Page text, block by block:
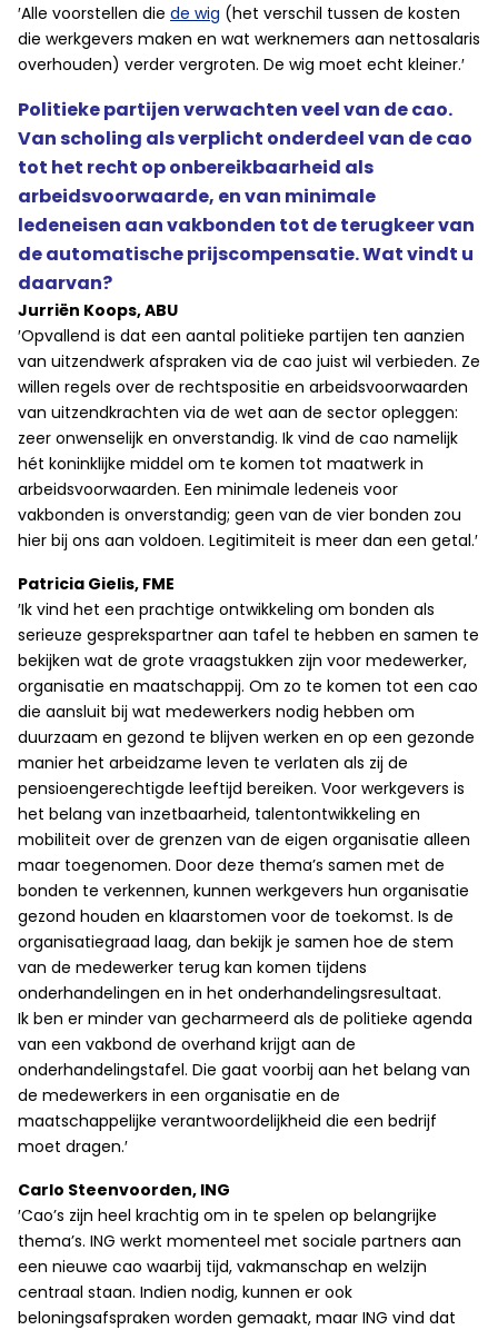
′Alle voorstellen die de wig (het verschil tussen de kosten
die werkgevers maken en wat werknemers aan nettosalaris
overhouden) verder vergroten. De wig moet echt kleiner.′
Politieke partijen verwachten veel van de cao.
Van scholing als verplicht onderdeel van de cao
tot het recht op onbereikbaarheid als
arbeidsvoorwaarde, en van minimale
ledeneisen aan vakbonden tot de terugkeer van
de automatische prijscompensatie. Wat vindt u
daarvan?
Jurriën Koops, ABU
′Opvallend is dat een aantal politieke partijen ten aanzien
van uitzendwerk afspraken via de cao juist wil verbieden. Ze
willen regels over de rechtspositie en arbeidsvoorwaarden
van uitzendkrachten via de wet aan de sector opleggen:
zeer onwenselijk en onverstandig. Ik vind de cao namelijk
hét koninklijke middel om te komen tot maatwerk in
arbeidsvoorwaarden. Een minimale ledeneis voor
vakbonden is onverstandig; geen van de vier bonden zou
hier bij ons aan voldoen. Legitimiteit is meer dan een getal.′
Patricia Gielis, FME
′Ik vind het een prachtige ontwikkeling om bonden als
serieuze gesprekspartner aan tafel te hebben en samen te
bekijken wat de grote vraagstukken zijn voor medewerker,
organisatie en maatschappij. Om zo te komen tot een cao
die aansluit bij wat medewerkers nodig hebben om
duurzaam en gezond te blijven werken en op een gezonde
manier het arbeidzame leven te verlaten als zij de
pensioengerechtigde leeftijd bereiken. Voor werkgevers is
het belang van inzetbaarheid, talentontwikkeling en
mobiliteit over de grenzen van de eigen organisatie alleen
maar toegenomen. Door deze thema’s samen met de
bonden te verkennen, kunnen werkgevers hun organisatie
gezond houden en klaarstomen voor de toekomst. Is de
organisatiegraad laag, dan bekijk je samen hoe de stem
van de medewerker terug kan komen tijdens
onderhandelingen en in het onderhandelingsresultaat.
Ik ben er minder van gecharmeerd als de politieke agenda
van een vakbond de overhand krijgt aan de
onderhandelingstafel. Die gaat voorbij aan het belang van
de medewerkers in een organisatie en de
maatschappelijke verantwoordelijkheid die een bedrijf
moet dragen.′
Carlo Steenvoorden, ING
′Cao’s zijn heel krachtig om in te spelen op belangrijke
thema’s. ING werkt momenteel met sociale partners aan
een nieuwe cao waarbij tijd, vakmanschap en welzijn
centraal staan. Indien nodig, kunnen er ook
beloningsafspraken worden gemaakt, maar ING vind dat